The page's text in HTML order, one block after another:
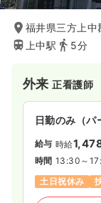
福井県三方上
上中駅
5分
外来正看護師
日勤のみ（パ
給与 時給
時間 13:30～
土日祝休み